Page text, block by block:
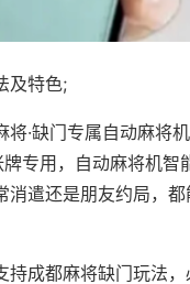
及特色;
将·缺门专属自动麻
专用，自动麻将机
消遣还是朋友约局，
持成都麻将缺门玩法